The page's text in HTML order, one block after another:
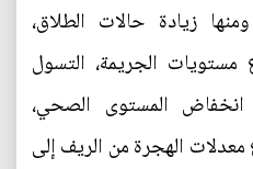
زيادة حالات الطلاق،
مستويات الجريمة، التسول
انخفاض المستوى الصحي،
معدلات الهجرة من الريف إلى